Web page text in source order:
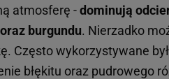
atmosferę -dominują
burgundu. Nierzadko
Często wykorzystywane
błękitu oraz pudrowego